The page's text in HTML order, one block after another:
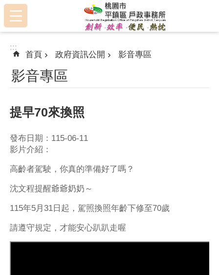
跳到主要內容區塊
:::
:::
首頁 政府資訊公開 影音專區
影音專區
提早70來換照
發布日期：115-06-11
影片介紹：
高齡者駕駛，你真的準備好了嗎？
沈文程提醒爺爺奶奶～
115年5月31日起，駕照換照年齡下修至70歲
請遵守規定，才能安心趴趴走喔